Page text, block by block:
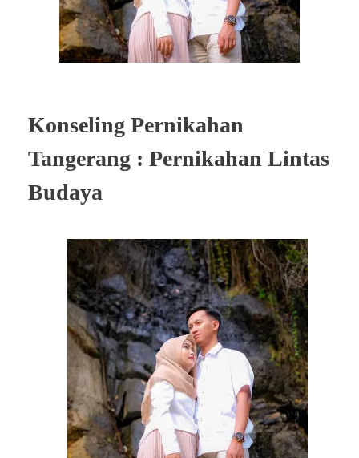
Konseling Pernikahan
Tangerang : Pernikahan Lintas
Budaya